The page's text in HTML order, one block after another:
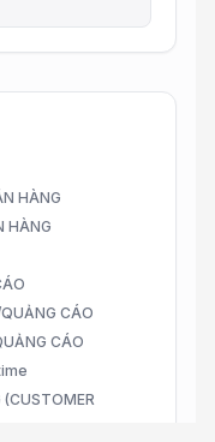
HÀNG
HÀNG
CÁO
CÁO